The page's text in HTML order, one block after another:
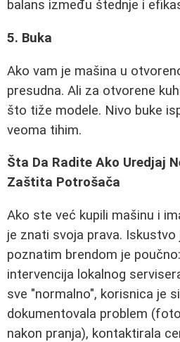
balans između štednje i
5. Buka
Ako vam je mašina u
presudna. Ali za otvorene
što tiže modele. Nivo buke
veoma tihim.
Šta Da Radite Ako Uredjaj
Zaštita Potrošača
Ako ste već kupili mašinu i
je znati svoja prava.
poznatim brendom je
intervencija lokalnog
sve "normalno", korisnica je
dokumentovala problem
nakon pranja), kontaktirala